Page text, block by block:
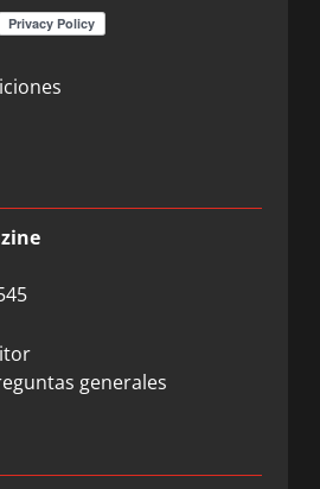
generales